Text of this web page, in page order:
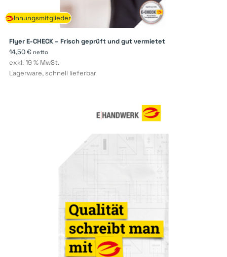
Innungsmitglieder
Flyer E-CHECK – Frisch geprüft und gut vermietet
14,50€ netto
exkl. 19 % MwSt.
Lagerware, schnell lieferbar